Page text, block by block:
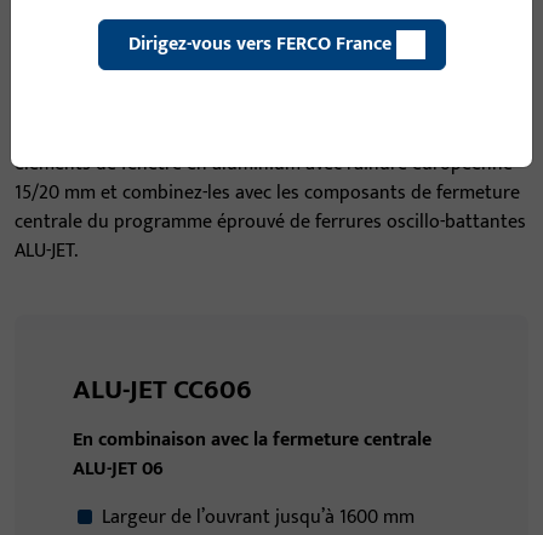
éléments de fenêtre en aluminium avec rainure européenne
15/20 mm et combinez-les avec les composants de fermeture
centrale du programme éprouvé de ferrures oscillo-battantes
ALU-JET.
ALU-JET CC606
En combinaison avec la fermeture centrale
ALU-JET 06
Largeur de l’ouvrant jusqu’à 1600 mm
Dirigez-vous vers FERCO France